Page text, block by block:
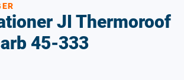
JI Thermoroof
45-333